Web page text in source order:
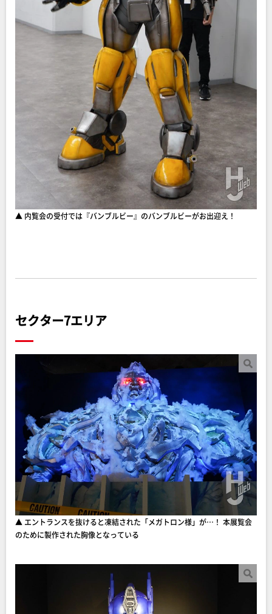
▲ 内覧会の受付では『バンブルビー』のバンブルビーがお出迎え！
セクター7エリア
▲ エントランスを抜けると凍結された「メガトロン様」が…！ 本展覧会
のために製作された胸像となっている